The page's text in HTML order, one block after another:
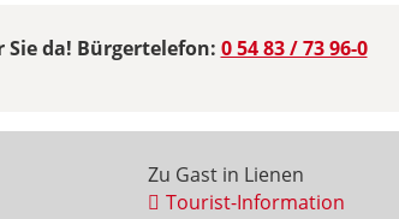
Sie da! Bürgertelefon: 0 54 83 / 73 96-0
Zu Gast in Lienen
Tourist-Information